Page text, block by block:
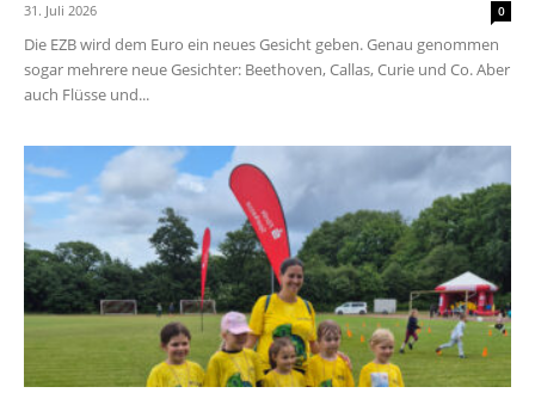
31. Juli 2026 0
Die EZB wird dem Euro ein neues Gesicht geben. Genau genommen
sogar mehrere neue Gesichter: Beethoven, Callas, Curie und Co. Aber
auch Flüsse und...